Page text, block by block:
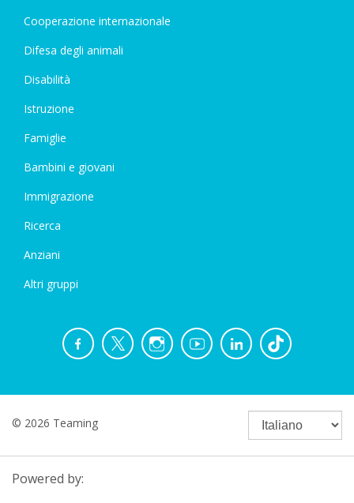
Cooperazione internazionale
Difesa degli animali
Disabilità
Istruzione
Famiglie
Bambini e giovani
Immigrazione
Ricerca
Anziani
Altri gruppi
© 2026 Teaming
Powered by: